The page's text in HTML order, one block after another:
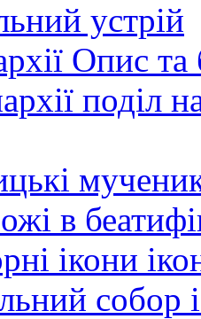
устрій
Опис та
поділ
в
ікони
собор